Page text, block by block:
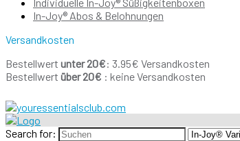
In-Joy® Abos & Belohnungen
Versandkosten
Bestellwert unter 20€: 3.95€ Versandkosten
Bestellwert über 20€ : keine Versandkosten
Search for: